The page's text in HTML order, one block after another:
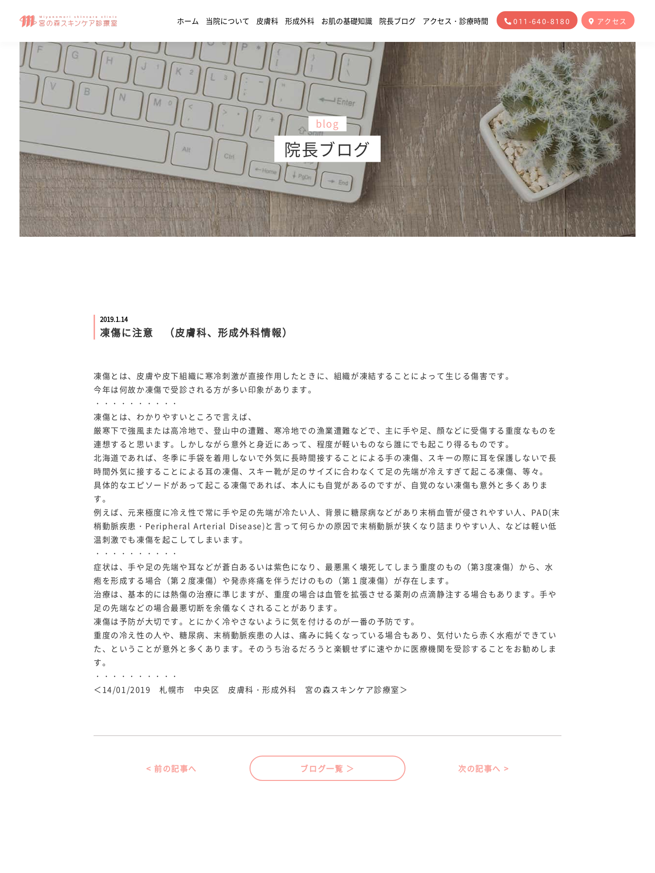
ホーム 当院について 皮膚科 形成外科 お肌の基礎知識 院長ブログ アクセス・診療時間 011-640-8180 アクセス
blog
院長ブログ
2019.1.14
凍傷に注意 （皮膚科、形成外科情報）
凍傷とは、皮膚や皮下組織に寒冷刺激が直接作用したときに、組織が凍結することによって生じる傷害です。
今年は何故か凍傷で受診される方が多い印象があります。
・・・・・・・・・・
凍傷とは、わかりやすいところで言えば、
厳寒下で強風または高冷地で、登山中の遭難、寒冷地での漁業遭難などで、主に手や足、顔などに受傷する重度なものを
連想すると思います。しかしながら意外と身近にあって、程度が軽いものなら誰にでも起こり得るものです。
北海道であれば、冬季に手袋を着用しないで外気に長時間接することによる手の凍傷、スキーの際に耳を保護しないで長
時間外気に接することによる耳の凍傷、スキー靴が足のサイズに合わなくて足の先端が冷えすぎて起こる凍傷、等々。
具体的なエピソードがあって起こる凍傷であれば、本人にも自覚があるのですが、自覚のない凍傷も意外と多くありま
す。
例えば、元来極度に冷え性で常に手や足の先端が冷たい人、背景に糖尿病などがあり末梢血管が侵されやすい人、PAD(末
梢動脈疾患・Peripheral Arterial Disease)と言って何らかの原因で末梢動脈が狭くなり詰まりやすい人、などは軽い低
温刺激でも凍傷を起こしてしまいます。
・・・・・・・・・・
症状は、手や足の先端や耳などが蒼白あるいは紫色になり、最悪黒く壊死してしまう重度のもの（第3度凍傷）から、水
疱を形成する場合（第２度凍傷）や発赤疼痛を伴うだけのもの（第１度凍傷）が存在します。
治療は、基本的には熱傷の治療に準じますが、重度の場合は血管を拡張させる薬剤の点滴静注する場合もあります。手や
足の先端などの場合最悪切断を余儀なくされることがあります。
凍傷は予防が大切です。とにかく冷やさないように気を付けるのが一番の予防です。
重度の冷え性の人や、糖尿病、末梢動脈疾患の人は、痛みに鈍くなっている場合もあり、気付いたら赤く水疱ができてい
た、ということが意外と多くあります。そのうち治るだろうと楽観せずに速やかに医療機関を受診することをお勧めしま
す。
・・・・・・・・・・
＜14/01/2019 札幌市 中央区 皮膚科・形成外科 宮の森スキンケア診療室＞
< 前の記事へ ブログ一覧 ＞ 次の記事へ >